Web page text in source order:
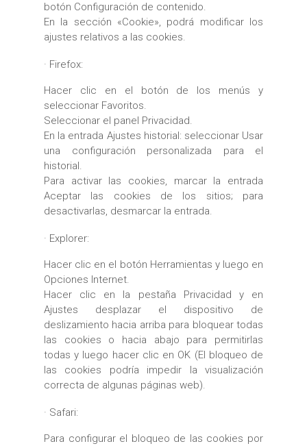
botón Configuración de contenido.
En la sección «Cookie», podrá modificar los
ajustes relativos a las cookies.
· Firefox:
Hacer clic en el botón de los menús y
seleccionar Favoritos.
Seleccionar el panel Privacidad.
En la entrada Ajustes historial: seleccionar Usar
una configuración personalizada para el
historial.
Para activar las cookies, marcar la entrada
Aceptar las cookies de los sitios; para
desactivarlas, desmarcar la entrada.
· Explorer:
Hacer clic en el botón Herramientas y luego en
Opciones Internet.
Hacer clic en la pestaña Privacidad y en
Ajustes desplazar el dispositivo de
deslizamiento hacia arriba para bloquear todas
las cookies o hacia abajo para permitirlas
todas y luego hacer clic en OK (El bloqueo de
las cookies podría impedir la visualización
correcta de algunas páginas web).
· Safari:
Para configurar el bloqueo de las cookies por